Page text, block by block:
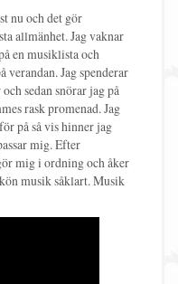
nu och det gör
allmänhet. Jag vaknar
en musiklista och
Jag spenderar
sedan snörar jag på
rask promenad. Jag
på så vis hinner jag
mig. Efter
mig i ordning och åker
musik såklart. Musik